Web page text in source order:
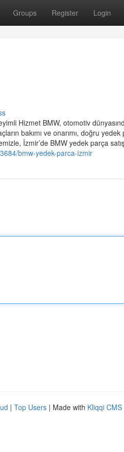
Groups Register Login
Hizmet BMW, otomotiv
bakımı ve onarımı, doğru
İzmir’de BMW yedek parça
bmw-yedek-parca-izmir
| Top Users | Made with Kliqqi CMS